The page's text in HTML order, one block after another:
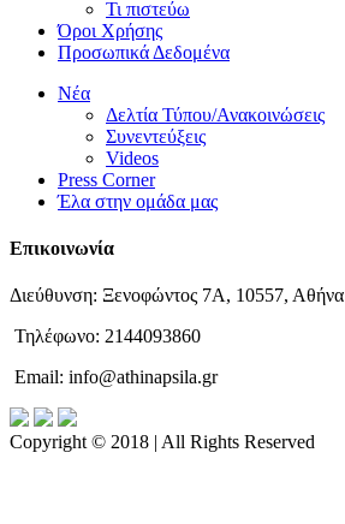
Τι πιστεύω
Όροι Χρήσης
Προσωπικά Δεδομένα
Νέα
Δελτία Τύπου/Ανακοινώσεις
Συνεντεύξεις
Videos
Press Corner
Έλα στην ομάδα μας
Επικοινωνία
Διεύθυνση: Ξενοφώντος 7Α, 10557, Αθήνα
Τηλέφωνο: 2144093860
Email: info@athinapsila.gr
Copyright © 2018 | All Rights Reserved